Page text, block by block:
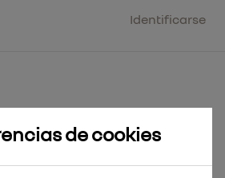
Identificarse
S/Mde cookies